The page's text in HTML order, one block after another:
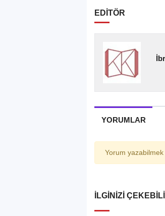
EDİTÖR
YORUMLAR
Yorum
İLGINIZI